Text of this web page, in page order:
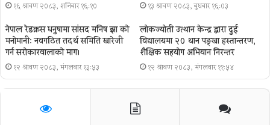
१६ श्रावण २०८३, शनिबार १६:१० १३ श्रावण २०८३, बुधबार १६:०३
नेपाल रेडक्रस धनुषामा सांसद मनिष झा को
मनोमानी: नवगठित तदर्थ समिति खारेजी
गर्न सरोकारवालाको माग।
१२ श्रावण २०८३, मंगलवार १३:५३
लोकज्योती उत्थान केन्द्र द्वारा दुई
विद्यालयमा २० थान पङ्खा हस्तान्तरण,
शैक्षिक सहयोग अभियान निरन्तर
१२ श्रावण २०८३, मंगलवार ११:५४